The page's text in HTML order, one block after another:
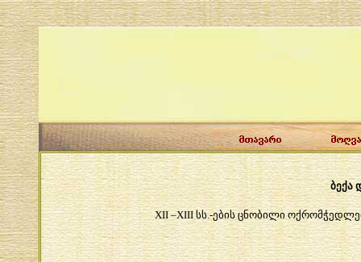
ბექა
XII –XIIIსს .-ების ცნობილი